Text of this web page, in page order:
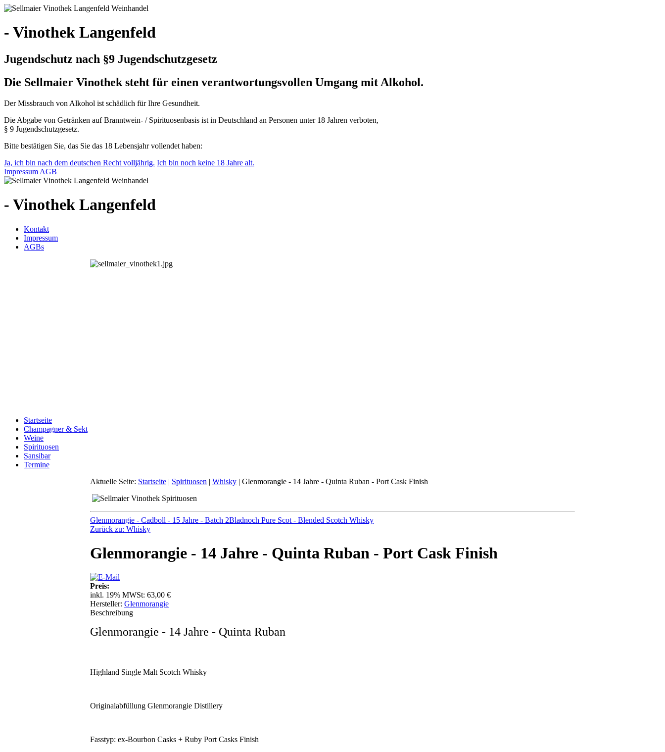
- Vinothek Langenfeld
Jugendschutz nach §9 Jugendschutzgesetz
Die Sellmaier Vinothek steht für einen verantwortungsvollen Umgang mit Alkohol.
Der Missbrauch von Alkohol ist schädlich für Ihre Gesundheit.
Die Abgabe von Getränken auf Branntwein- / Spirituosenbasis ist in Deutschland an Personen unter 18 Jahren verboten,
§ 9 Jugendschutzgesetz.
Bitte bestätigen Sie, das Sie das 18 Lebensjahr vollendet haben:
Ja, ich bin nach dem deutschen Recht volljährig. Ich bin noch keine 18 Jahre alt.
Impressum AGB
- Vinothek Langenfeld
Kontakt
Impressum
AGBs
Startseite
Champagner & Sekt
Weine
Spirituosen
Sansibar
Termine
Aktuelle Seite: Startseite | Spirituosen | Whisky | Glenmorangie - 14 Jahre - Quinta Ruban - Port Cask Finish
Glenmorangie - Cadboll - 15 Jahre - Batch 2Bladnoch Pure Scot - Blended Scotch Whisky
Zurück zu: Whisky
Glenmorangie - 14 Jahre - Quinta Ruban - Port Cask Finish
Preis:
inkl. 19% MWSt: 63,00 €
Hersteller: Glenmorangie
Beschreibung
Glenmorangie - 14 Jahre - Quinta Ruban
Highland Single Malt Scotch Whisky
Originalabfüllung Glenmorangie Distillery
Fasstyp: ex-Bourbon Casks + Ruby Port Casks Finish